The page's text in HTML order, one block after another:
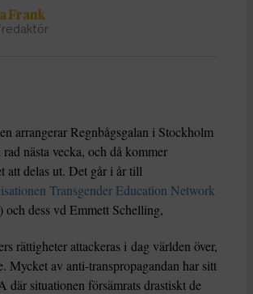
Frank
arrangerar Regnbågsgalan i Stockholm
nästa vecka, och då kommer
att delas ut. Det går i år till
Transgender Education Network
och dess vd Emmett Schelling,
rättigheter attackeras i dag världen över,
Mycket av anti-transpropagandan har sitt
där situationen försämrats drastiskt de